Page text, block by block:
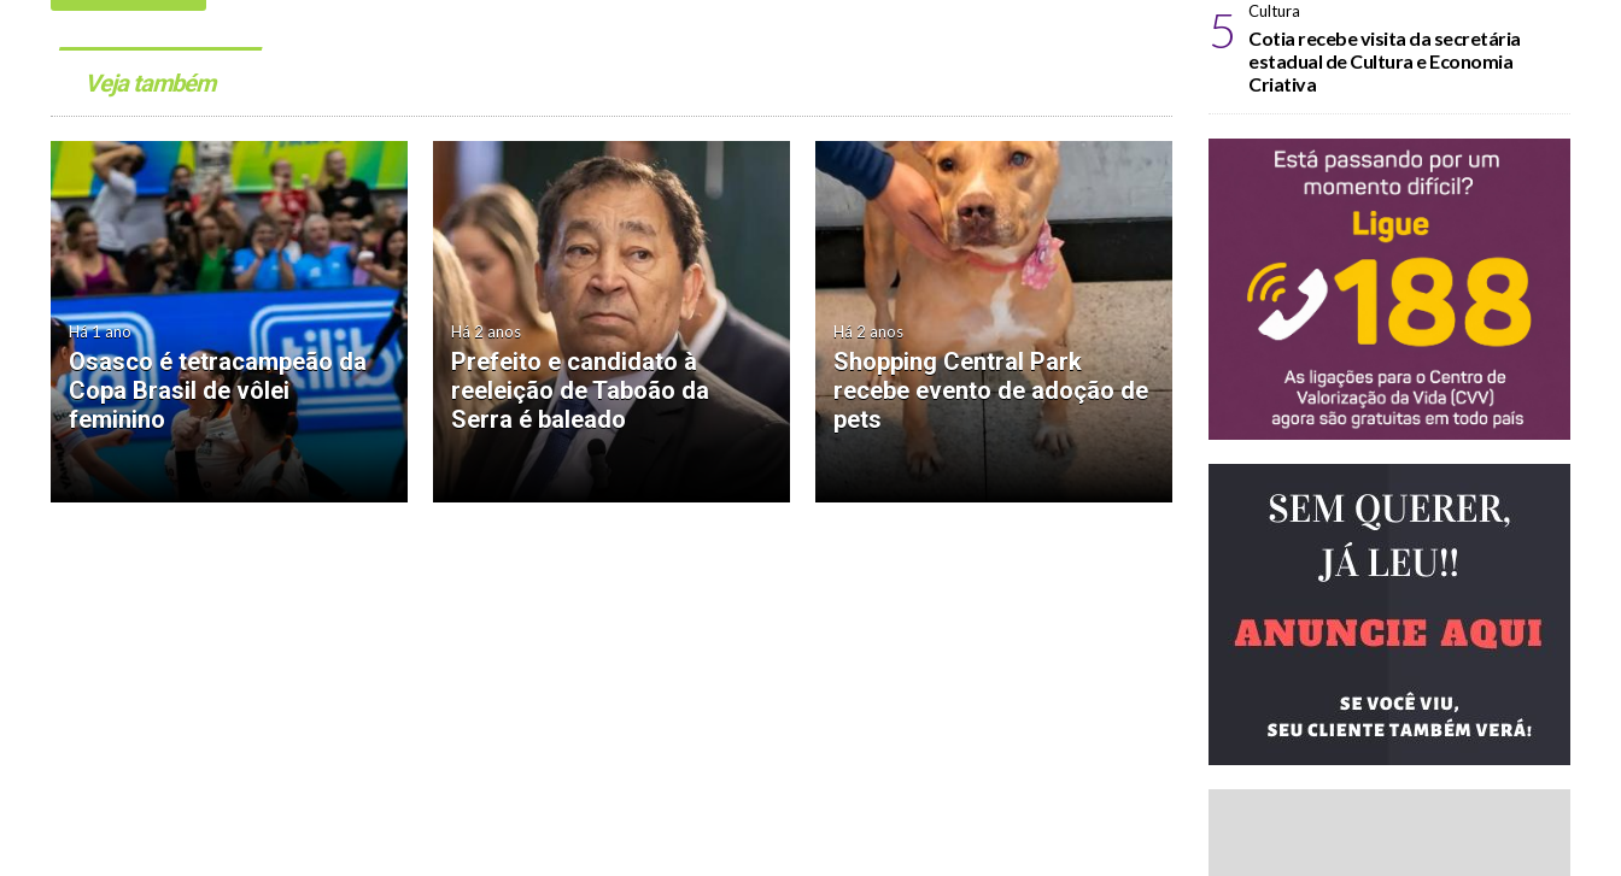
Veja também
Há 1 ano
Osasco é tetracampeão da
Copa Brasil de vôlei
feminino
Há 2 anos
Prefeito e candidato à
reeleição de Taboão da
Serra é baleado
Há 2 anos
Shopping Central Park
recebe evento de adoção de
pets
5 Cultura
Cotia recebe visita da secretária
estadual de Cultura e Economia
Criativa